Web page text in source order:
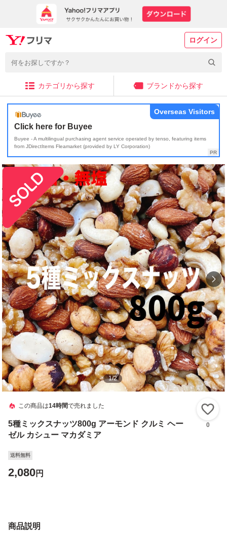
ログイン
カテゴリから探す ブランドから探す
Click here for Buyee
Buyee - A multilingual purchasing agent service operated by tenso, featuring items
from JDirectItems Fleamarket (provided by LY Corporation)
Overseas Visitors
1/2
この商品は14時間で売れました
5種ミックスナッツ800g アーモンド クルミ ヘー
ゼル カシュー マカダミア
0
送料無料
2,080円
商品説明